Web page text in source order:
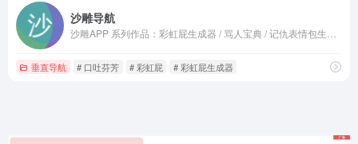
沙雕导航
垂直导航 # 口吐芬芳 # 彩虹屁 # 彩虹屁生成器